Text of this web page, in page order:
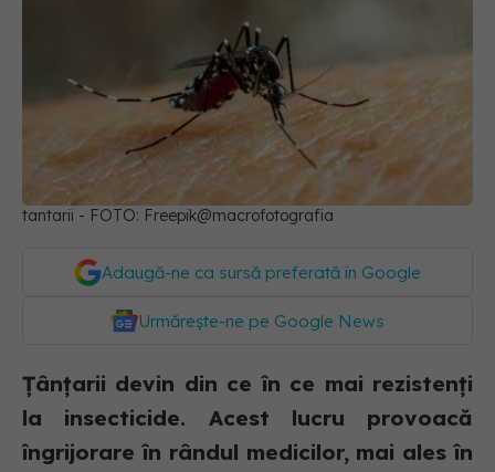
tantarii - FOTO: Freepik@macrofotografia
Adaugă-ne ca sursă preferată în Google
Urmărește-ne pe Google News
Țânțarii devin din ce în ce mai rezistenți
la insecticide. Acest lucru provoacă
îngrijorare în rândul medicilor, mai ales în